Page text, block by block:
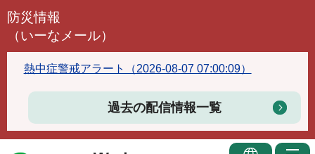
こ
頭
防災情報
（いーなメール）
熱中症警戒アラート（2026-08-07 07:00:09）
過去の配信情報一覧